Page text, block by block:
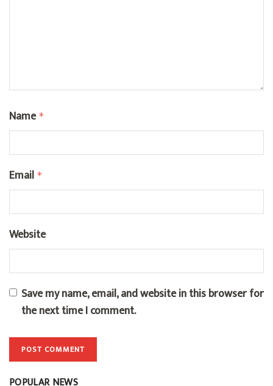
Name *
Email *
Website
Save my name, email, and website in this browser for
the next time I comment.
POPULAR NEWS